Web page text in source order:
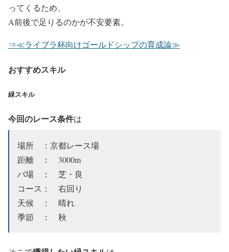
ってくるため、
A前後で足りるのかが不安要素。
⇒≪ライブラ杯向けゴールドシップの育成論≫
おすすめスキル
緑スキル
今回のレース条件は
場所 ：京都レース場
距離 ： 3000m
バ場 ： 芝・良
コース： 右回り
天候 ： 晴れ
季節 ： 秋